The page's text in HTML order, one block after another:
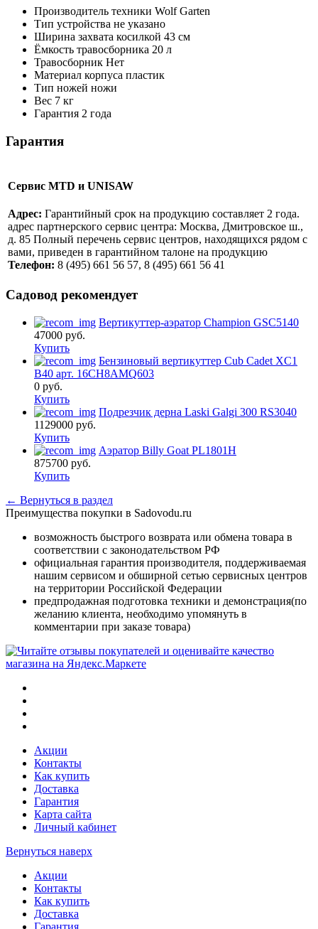
Производитель техники Wolf Garten
Тип устройства не указано
Ширина захвата косилкой 43 см
Ёмкость травосборника 20 л
Травосборник Нет
Материал корпуса пластик
Тип ножей ножи
Вес 7 кг
Гарантия 2 года
Гарантия
Сервис MTD и UNISAW
Адрес: Гарантийный срок на продукцию составляет 2 года.
адрес партнерского сервис центра: Москва, Дмитровское ш.,
д. 85 Полный перечень сервис центров, находящихся рядом с
вами, приведен в гарантийном талоне на продукцию
Телефон: 8 (495) 661 56 57, 8 (495) 661 56 41
Садовод рекомендует
Вертикуттер-аэратор Champion GSC5140
47000 руб.
Купить
Бензиновый вертикуттер Cub Cadet XC1
B40 арт. 16CH8AMQ603
0 руб.
Купить
Подрезчик дерна Laski Galgi 300 RS3040
1129000 руб.
Купить
Аэратор Billy Goat PL1801H
875700 руб.
Купить
← Вернуться в раздел
Преимущества покупки в Sadovodu.ru
возможность быстрого возврата или обмена товара в
соответствии с законодательством РФ
официальная гарантия производителя, поддерживаемая
нашим сервисом и обширной сетью сервисных центров
на территории Российской Федерации
предпродажная подготовка техники и демонстрация(по
желанию клиента, необходимо упомянуть в
комментарии при заказе товара)
Акции
Контакты
Как купить
Доставка
Гарантия
Карта сайта
Личный кабинет
Вернуться наверх
Акции
Контакты
Как купить
Доставка
Гарантия